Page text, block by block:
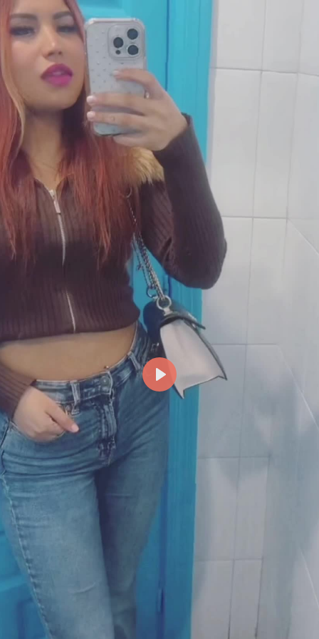
Reproducir